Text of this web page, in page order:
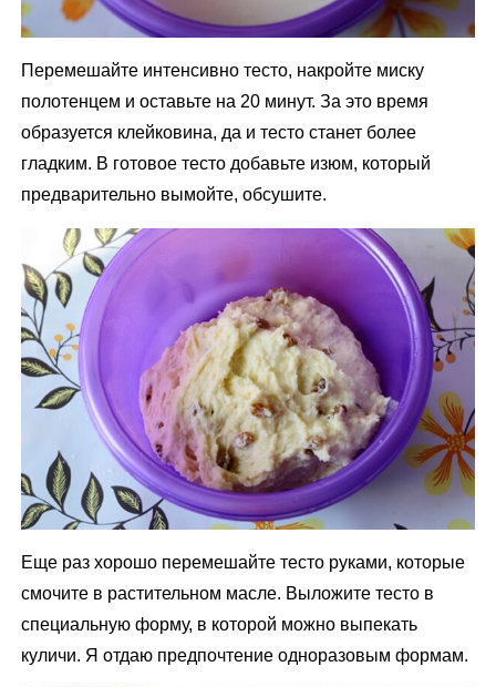
Перемешайте интенсивно тесто, накройте миску
полотенцем и оставьте на 20 минут. За это время
образуется клейковина, да и тесто станет более
гладким. В готовое тесто добавьте изюм, который
предварительно вымойте, обсушите.
Еще раз хорошо перемешайте тесто руками, которые
смочите в растительном масле. Выложите тесто в
специальную форму, в которой можно выпекать
куличи. Я отдаю предпочтение одноразовым формам.